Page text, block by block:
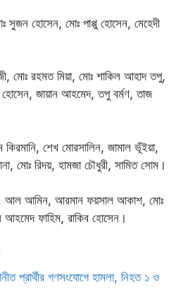
সুজন হোসেন, মোঃ পাপ্পু হোসেন, মেহেদী
মোঃ রহমত মিয়া, মোঃ শাকিল আহাদ তপু,
জায়ান আহমেদ, তপু বর্মণ, তাজ
কিরমানি, শেখ মোরসালিন, জামাল ভূঁইয়া,
মোঃ রিদয়, হামজা চৌধুরী, সামিত সোম।
আল আমিন, আরমান ফয়সাল আকাশ, মোঃ
আহমেদ ফাহিম, রাকিব হোসেন।
প্রার্থীর গণসংযোগে হামলা, নিহত ১ ও